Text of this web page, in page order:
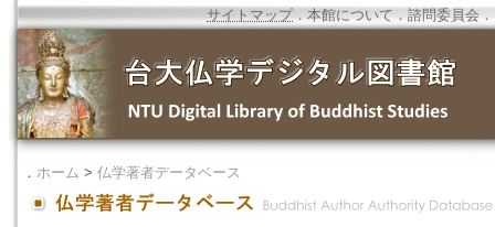
サイトマップ．本館について ．諮問委員会 ．
． ホーム > 仏学著者データベース